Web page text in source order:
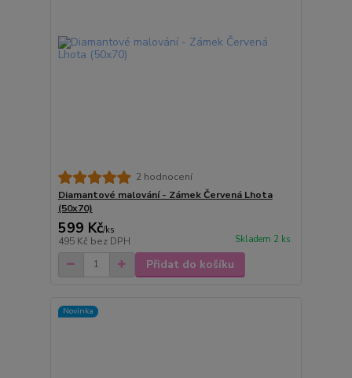
2 hodnocení
Diamantové malování - Zámek Červená Lhota
(50x70)
599 Kč/ks
495 Kč bez DPH Skladem 2 ks
Přidat do košíku
Novinka